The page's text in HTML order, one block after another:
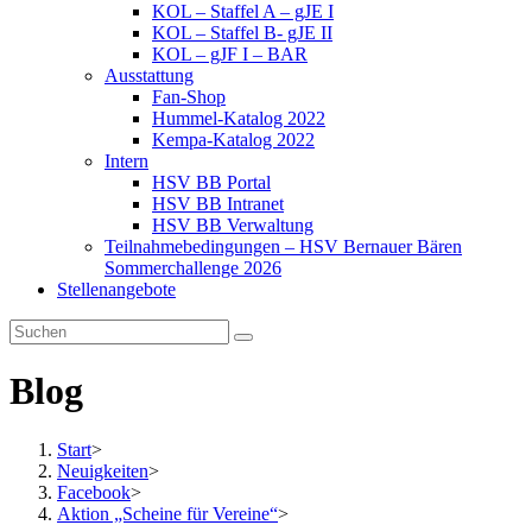
KOL – Staffel A – gJE I
KOL – Staffel B- gJE II
KOL – gJF I – BAR
Ausstattung
Fan-Shop
Hummel-Katalog 2022
Kempa-Katalog 2022
Intern
HSV BB Portal
HSV BB Intranet
HSV BB Verwaltung
Teilnahmebedingungen – HSV Bernauer Bären
Sommerchallenge 2026
Stellenangebote
Blog
Start>
Neuigkeiten>
Facebook>
Aktion „Scheine für Vereine“>